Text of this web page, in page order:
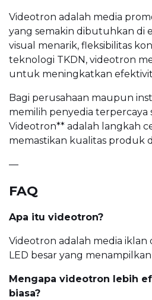
Videotron adalah media
yang semakin dibutuhkan di
visual menarik, fleksibilitas
teknologi TKDN, videotron
untuk meningkatkan
Bagi perusahaan maupun
memilih penyedia terpercaya
Videotron** adalah langkah
memastikan kualitas produk
—
FAQ
Apa itu videotron?
Videotron adalah media
LED besar yang
Mengapa videotron lebih
biasa?